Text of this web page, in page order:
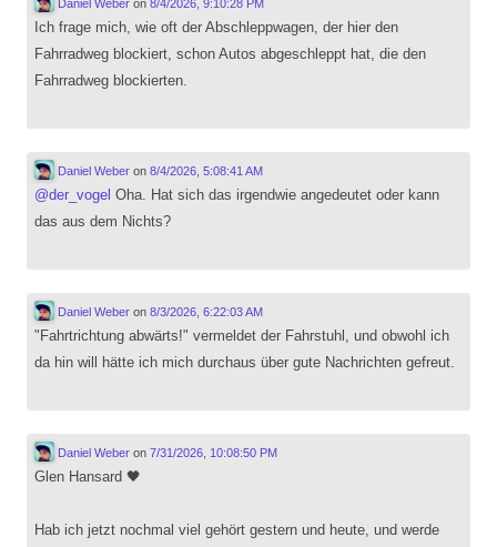
Daniel Weberon 8/4/2026, 9:10:28 PM
Ich frage mich, wie oft der Abschleppwagen, der hier den
Fahrradweg blockiert, schon Autos abgeschleppt hat, die den
Fahrradweg blockierten.
Daniel Weberon 8/4/2026, 5:08:41 AM
@der_vogel Oha. Hat sich das irgendwie angedeutet oder kann
das aus dem Nichts?
Daniel Weberon 8/3/2026, 6:22:03 AM
"Fahrtrichtung abwärts!" vermeldet der Fahrstuhl, und obwohl ich
da hin will hätte ich mich durchaus über gute Nachrichten gefreut.
Daniel Weberon 7/31/2026, 10:08:50 PM
Glen Hansard 🖤
Hab ich jetzt nochmal viel gehört gestern und heute, und werde